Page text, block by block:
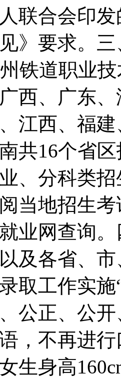
联合会印
》要求。
铁道职业
西、广东
江西、福
共16个省
、分科类
当地招生
业网查询
及各省、
取工作实
公正、公
，不再进
生身高